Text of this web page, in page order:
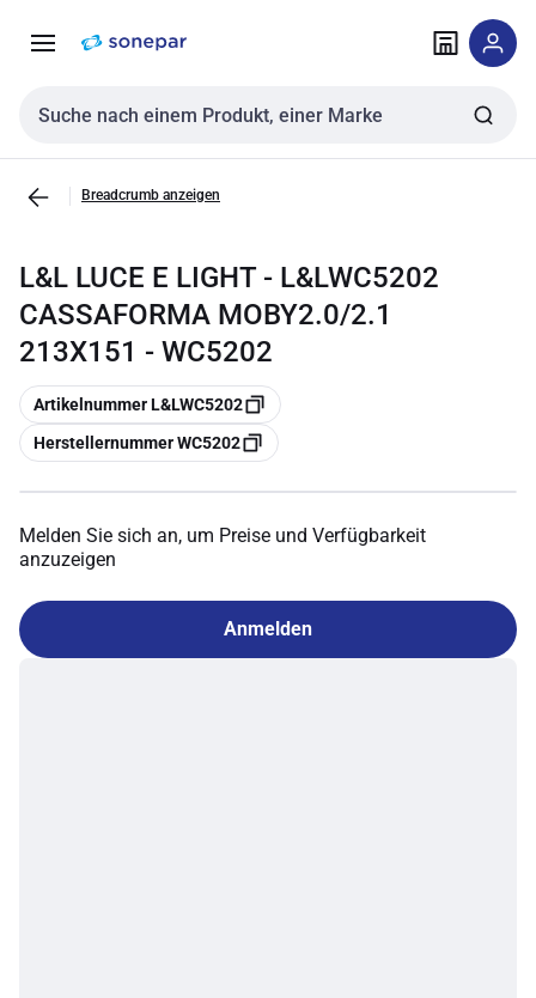
NavigationInhalt
Sucheingabe
Breadcrumb anzeigen
L&L LUCE E LIGHT - L&LWC5202
CASSAFORMA MOBY2.0/2.1
213X151 - WC5202
Kopieren
Artikelnummer L&LWC5202
Kopieren
Herstellernummer WC5202
Melden Sie sich an, um Preise und Verfügbarkeit
anzuzeigen
Anmelden